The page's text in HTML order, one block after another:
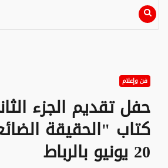
فن وإعلام
حفل تقديم الجزء
كتاب "الحقيقة
20 يونيو بالرباط